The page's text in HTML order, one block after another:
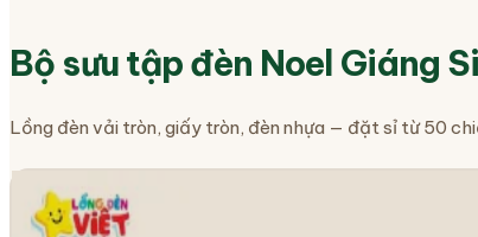
Bộ sưu tập đèn Noel Giáng
Lồng đèn vải tròn, giấy tròn, đèn nhựa — đặt sỉ từ 50